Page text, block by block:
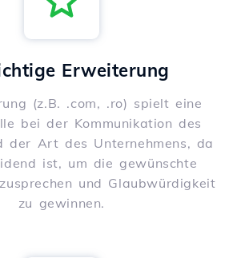
Erweiterung
(z.B. .com, .ro) spielt eine
bei der Kommunikation des
der Art des Unternehmens, da
ist, um die gewünschte
und Glaubwürdigkeit
zu gewinnen.